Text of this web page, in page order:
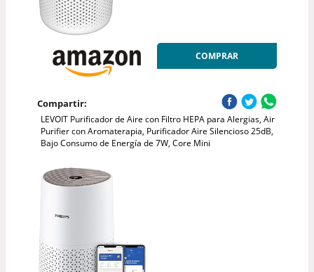
COMPRAR
Compartir:
LEVOIT Purificador de Aire con Filtro HEPA para Alergias, Air
Purifier con Aromaterapia, Purificador Aire Silencioso 25dB,
Bajo Consumo de Energía de 7W, Core Mini